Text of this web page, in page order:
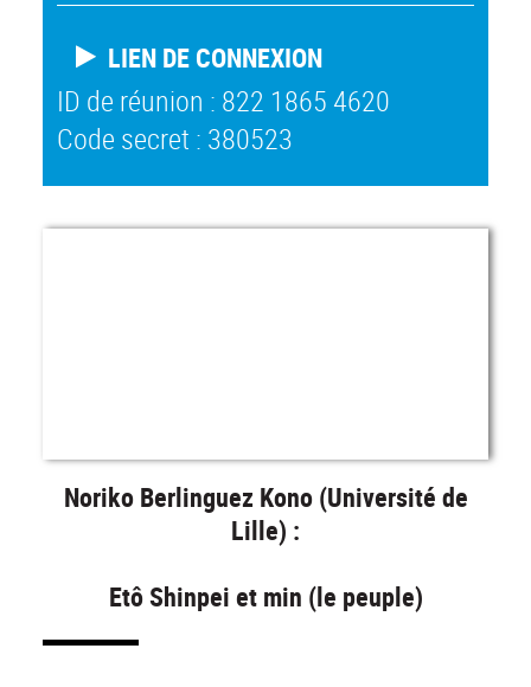
LIEN DE CONNEXION
ID de réunion : 822 1865 4620
Code secret : 380523
Noriko Berlinguez Kono (Université de
Lille) :
Etô Shinpei et min (le peuple)